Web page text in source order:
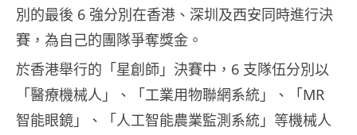
別的最後 6 強分別在香港、深圳及西安同時進行決
賽，為自己的團隊爭奪獎金。
於香港舉行的「星創師」決賽中，6 支隊伍分別以
「醫療機械人」、「工業用物聯網系統」、「MR
智能眼鏡」、「人工智能農業監測系統」等機械人